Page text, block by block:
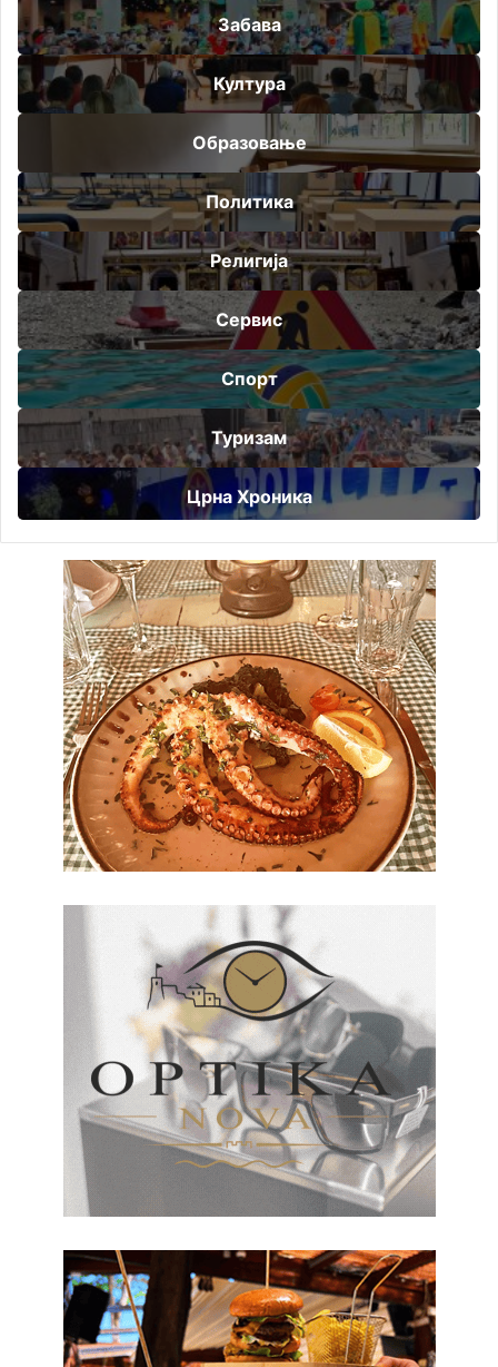
Забава
Култура
Образовање
Политика
Религија
Сервис
Спорт
Туризам
Црна Хроника